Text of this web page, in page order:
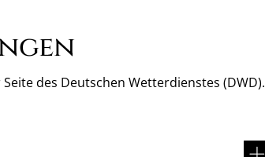
des Deutschen Wetterdienstes (DWD).